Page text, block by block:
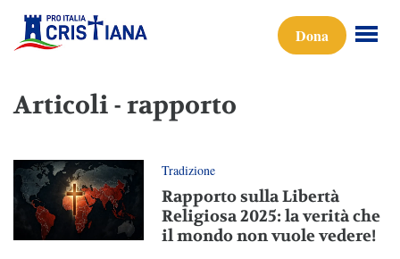
Dona
Articoli - rapporto
Tradizione
Rapporto sulla Libertà
Religiosa 2025: la verità che
il mondo non vuole vedere!